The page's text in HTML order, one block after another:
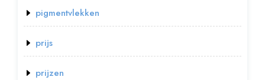
pigmentvlekken
prijs
prijzen